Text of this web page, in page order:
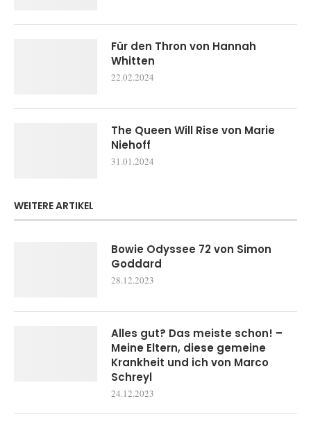
Für den Thron von Hannah
Whitten
22.02.2024
The Queen Will Rise von Marie
Niehoff
31.01.2024
WEITERE ARTIKEL
Bowie Odyssee 72 von Simon
Goddard
28.12.2023
Alles gut? Das meiste schon! –
Meine Eltern, diese gemeine
Krankheit und ich von Marco
Schreyl
24.12.2023